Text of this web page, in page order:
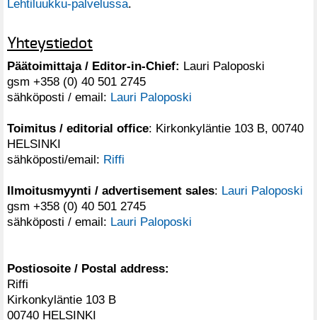
Lehtiluukku-palvelussa.
Yhteystiedot
Päätoimittaja / Editor-in-Chief: Lauri Paloposki
gsm +358 (0) 40 501 2745
sähköposti / email: Lauri Paloposki
Toimitus / editorial office: Kirkonkyläntie 103 B, 00740
HELSINKI
sähköposti/email: Riffi
Ilmoitusmyynti / advertisement sales: Lauri Paloposki
gsm +358 (0) 40 501 2745
sähköposti / email: Lauri Paloposki
Postiosoite / Postal address:
Riffi
Kirkonkyläntie 103 B
00740 HELSINKI